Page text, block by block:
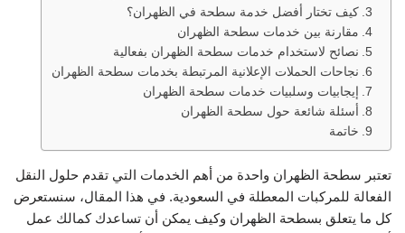
كيف تختار أفضل خدمة سطحة في الظهران؟
مقارنة بين خدمات سطحة الظهران
نصائح لاستخدام خدمات سطحة الظهران بفعالية
نجاحات الحملات الإعلانية المرتبطة بخدمات سطحة الظهران
إيجابيات وسلبيات خدمات سطحة الظهران
أسئلة شائعة حول سطحة الظهران
خاتمة
تعتبر سطحة الظهران واحدة من أهم الخدمات التي تقدم حلول النقل
الفعالة للمركبات المعطلة في السعودية. في هذا المقال، سنستعرض
كل ما يتعلق بسطحة الظهران وكيف يمكن أن تساعدك كمالك عمل